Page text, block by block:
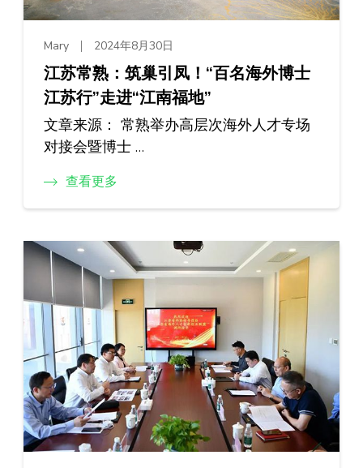
Mary 2024年8月30日
江苏常熟：筑巢引凤！“百名海外博士
江苏行”走进“江南福地”
文章来源： 常熟举办高层次海外人才专场
对接会暨博士 …
查看更多